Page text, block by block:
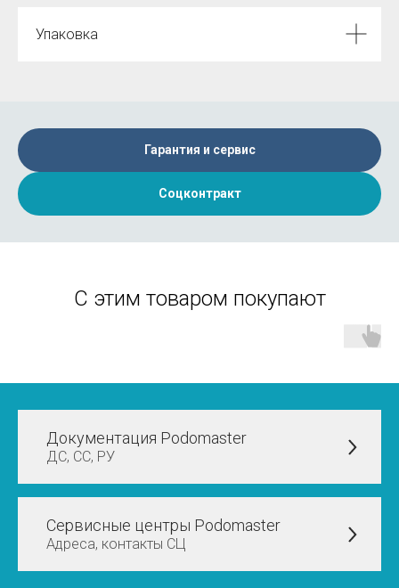
Упаковка
Гарантия и сервис
Соцконтракт
С этим товаром покупают
Документация Podomaster
ДС, СС, РУ
Сервисные центры Podomaster
Адреса, контакты СЦ